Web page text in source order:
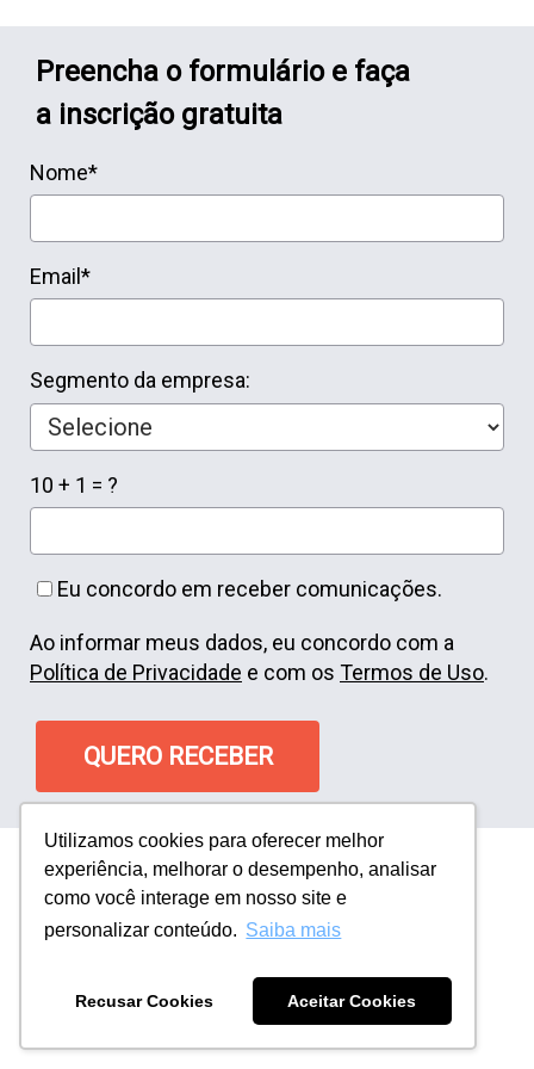
Utilizamos cookies para oferecer melhor
experiência, melhorar o desempenho, analisar
como você interage em nosso site e
personalizar conteúdo. Saiba mais
Recusar Cookies Aceitar Cookies
Preencha o formulário e faça
a inscrição gratuita
Nome*
Email*
Segmento da empresa:
10 + 1 = ?
Eu concordo em receber comunicações.
Ao informar meus dados, eu concordo com a
Política de Privacidade e com os Termos de Uso.
QUERO RECEBER